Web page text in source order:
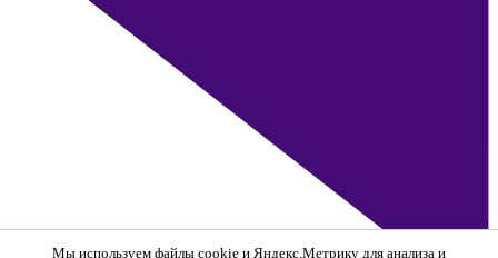
Мы используем файлы cookie и Яндекс.Метрику для анализа и